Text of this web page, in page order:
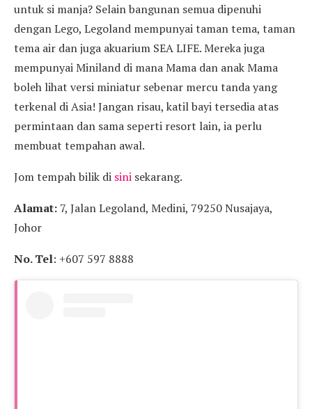
untuk si manja? Selain bangunan semua dipenuhi
dengan Lego, Legoland mempunyai taman tema, taman
tema air dan juga akuarium SEA LIFE. Mereka juga
mempunyai Miniland di mana Mama dan anak Mama
boleh lihat versi miniatur sebenar mercu tanda yang
terkenal di Asia! Jangan risau, katil bayi tersedia atas
permintaan dan sama seperti resort lain, ia perlu
membuat tempahan awal.
Jom tempah bilik di sini sekarang.
Alamat: 7, Jalan Legoland, Medini, 79250 Nusajaya,
Johor
No. Tel: +607 597 8888